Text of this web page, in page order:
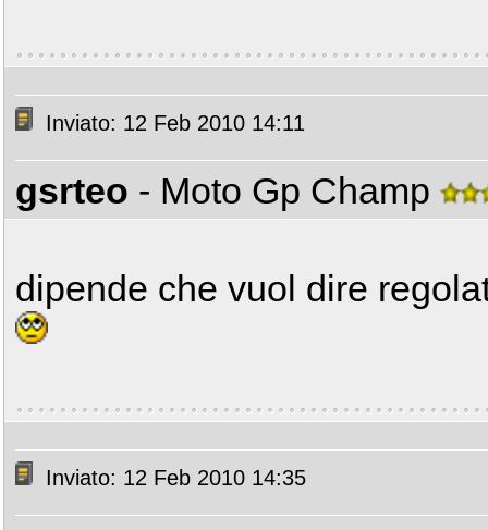
Inviato: 12 Feb 2010 14:11
gsrteo - Moto Gp Champ
dipende che vuol dire
Inviato: 12 Feb 2010 14:35